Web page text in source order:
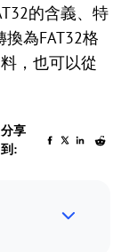
的含義、特
為FAT32格
，也可以從
分享
到: